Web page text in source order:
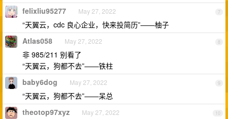
7
felixliu95277 May 27, 2022
“天翼云，cdc 良心企业，快来投简历”——柚子
8
Atlas058 May 27, 2022
非 985/211 别看了
“天翼云，狗都不去”——铁柱
9
baby6dog May 27, 2022
“天翼云，狗都不去”——呆总
10
theotop97xyz May 27, 2022